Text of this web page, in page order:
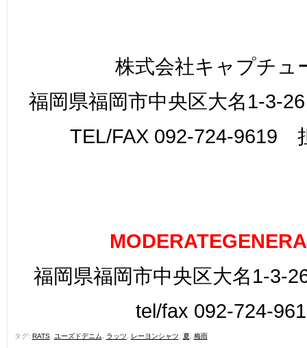
株式会社キャプチュ
福岡県福岡市中央区大名1-3-
TEL/FAX 092-724-9619
福岡県福岡市中央区大名1-3-
tel/fax 092-724-
タグ: RATS, ユーズドデニム ラッツ レーヨンシャツ 夏, 梅雨